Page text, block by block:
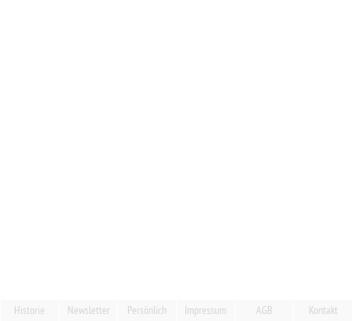
Historie Newsletter Persönlich Impressum AGB Kontakt